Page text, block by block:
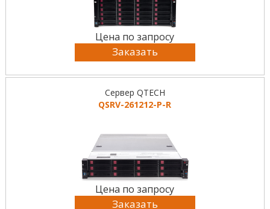
Цена по запросу
Заказать
Сервер QTECH
QSRV-261212-P-R
Цена по запросу
Заказать